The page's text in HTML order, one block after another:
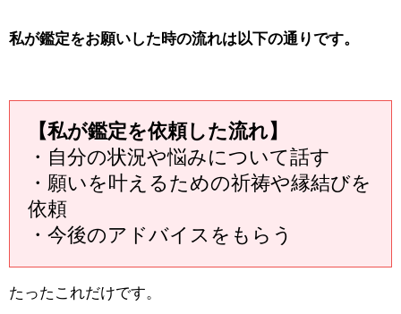
私が鑑定をお願いした時の流れは以下の通りです。
【私が鑑定を依頼した流れ】
・自分の状況や悩みについて話す
・願いを叶えるための祈祷や縁結びを
依頼
・今後のアドバイスをもらう
たったこれだけです。